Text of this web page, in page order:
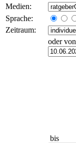
Medien:
Sprache:
Zeitraum:
oder von
bis